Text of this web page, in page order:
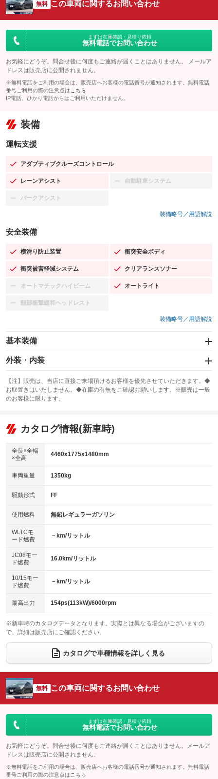
無料 この車両に関するお問い合わせ
まずは在庫確認・見積り依頼
無料電話でお問い合わせ
お気軽にどうぞ。問合せ後に何度もご連絡が届くことはありません。 メールア
ドレスは販売店に公開されません。
※無料電話をご利用の場合は、販売店へお客様の電話番号が通知されます。無料電話
番号ご利用の際の注意点は こちら
IP電話、ひかり電話からはご利用いただけません。
装備
運転支援
アダプティブクルーズコントロール
：装備あり
レーンアシスト
：装備あり 自動駐車システム
：装備なし
パークアシスト
：装備なし
装備略号／用語解説
安全装備
横滑り防止装置
：装備あり 衝突安全ボディ
：装備あり
衝突被害軽減システム
：装備あり クリアランスソナー
：装備あり
オートマチックハイビーム
：装備なし オートライト
：装備あり
頸部衝撃緩和ヘッドレスト
：装備なし
装備略号／用語解説
基本装備
エアバッグ：運転席/助手席/サイド
：装備あり
：装備なし
サンルーフ
：装備なし ABS
リフトアップ
：装備なし
：装備なし
パワーウィンドウ
アイドリングストップ
：装備あり
USB入力端子
：装備あり
100V電源
：装備なし
センターデフロック
：装備なし
電動格納ミラー
：装備あり
外装・内装
カーナビ：SDナビ
：装備あり
TV
：装備なし
ビジュアル：-／DVD再生
：装備あり
アルミホイール：18インチ
：装備あり
HID(キセノンライト)
バックカメラ
エアロ
：装備なし
ローダウン
：装備なし
ベンチシート
：装備なし
チップアップシート
：装備なし
電動格納サードシート
：装備なし シートヒーター
：装備あり
ウォークスルー
電動リアゲート フロントカメラ
：装備なし
シートエアコン
：装備なし 全周囲カメラ
：装備なし
サイドカメラ
：装備なし ルーフレール
：装備なし
エアサスペンション ヘッドライトウォッシャー
【注】販売は、当店に直接ご来場頂けるお客様を優先させていただきます。◆
お取置きはいたしません。◆在庫の有無をご確認お願いします。※販売は一般
のお客様に限ります。
カタログ情報(新車時)
全長×全幅
×全高
4460x1775x1480mm
車両重量 1350kg
駆動形式 FF
使用燃料 無鉛レギュラーガソリン
WLTCモ
ード燃費
－km/リットル
JC08モー
ド燃費
16.0km/リットル
10/15モー
ド燃費
－km/リットル
最高出力 154ps(113kW)/6000rpm
※新車時のカタログデータとなります。実際とは異なる場合がございますの
で、詳細は販売店にご確認ください。
カタログで車種情報を詳しく見る
無料 この車両に関するお問い合わせ
まずは在庫確認・見積り依頼
無料電話でお問い合わせ
お気軽にどうぞ。問合せ後に何度もご連絡が届くことはありません。メールア
ドレスは販売店に公開されません。
※無料電話をご利用の場合は、販売店へお客様の電話番号が通知されます。無料電話
番号ご利用の際の注意点は こちら